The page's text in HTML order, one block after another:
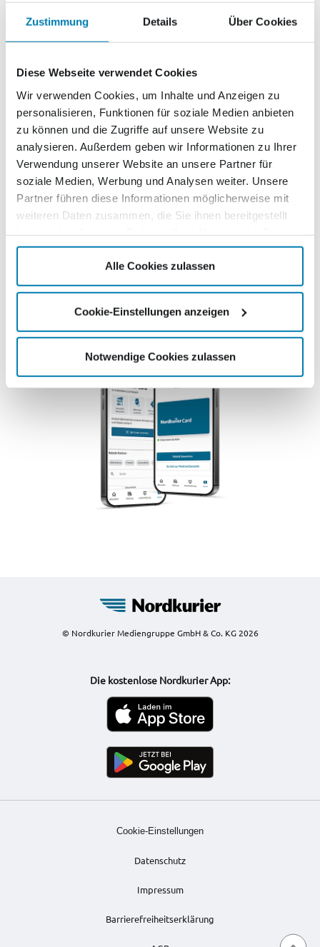
Zustimmung Details Über Cookies
Diese Webseite verwendet Cookies
Wir verwenden Cookies, um Inhalte und Anzeigen zu
personalisieren, Funktionen für soziale Medien anbieten
zu können und die Zugriffe auf unsere Website zu
analysieren. Außerdem geben wir Informationen zu Ihrer
Verwendung unserer Website an unsere Partner für
soziale Medien, Werbung und Analysen weiter. Unsere
Partner führen diese Informationen möglicherweise mit
weiteren Daten zusammen, die Sie ihnen bereitgestellt
gesammelt haben.
Alle Cookies zulassen
Cookie-Einstellungen anzeigen
Notwendige Cookies zulassen
Nordkurier App herunterladen und sofort
Jetzt exklusive Vorteile sichern –
mit der digitalen Nordkurier Card!
DieNordkurier Cardist Ihre neuedigitale
Vorteilskarte – kostenlosin derNordkurier App. Sie
bietetexklusive Rabattebei teilnehmenden Partnern
in Ihrer Region.Und das Beste: Sie benötigen kein
Abo!
direkt beim
Jetzt Infos zur Nordkurier Card entdecken!
© Nordkurier Mediengruppe GmbH & Co. KG 2026
Die kostenlose Nordkurier App:
Cookie-Einstellungen
Datenschutz
Impressum
Barrierefreiheitserklärung